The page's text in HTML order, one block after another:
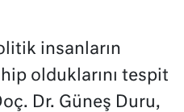
insanların
olduklarını tespit
Dr. Güneş Duru,